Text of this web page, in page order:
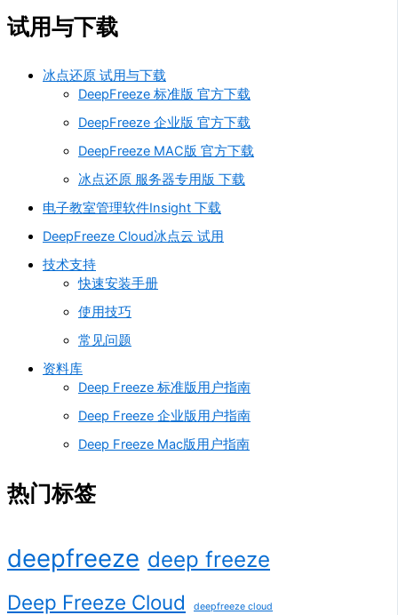
试用与下载
冰点还原 试用与下载
DeepFreeze 标准版 官方下载
DeepFreeze 企业版 官方下载
DeepFreeze MAC版 官方下载
冰点还原 服务器专用版 下载
电子教室管理软件Insight 下载
DeepFreeze Cloud冰点云 试用
技术支持
快速安装手册
使用技巧
常见问题
资料库
Deep Freeze 标准版用户指南
Deep Freeze 企业版用户指南
Deep Freeze Mac版用户指南
热门标签
deepfreeze deep freeze
Deep Freeze Cloud deepfreeze cloud